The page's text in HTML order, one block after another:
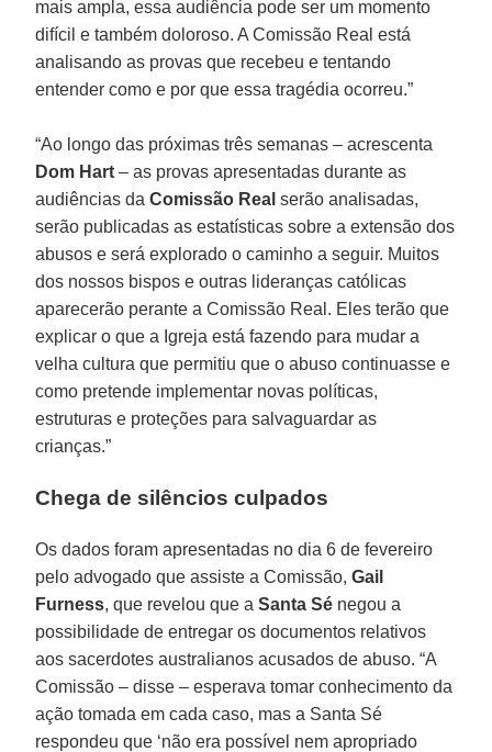
mais ampla, essa audiência pode ser um momento
difícil e também doloroso. A Comissão Real está
analisando as provas que recebeu e tentando
entender como e por que essa tragédia ocorreu.”
“Ao longo das próximas três semanas – acrescenta
Dom Hart – as provas apresentadas durante as
audiências daComissão Real serão analisadas,
serão publicadas as estatísticas sobre a extensão dos
abusos e será explorado o caminho a seguir. Muitos
dos nossos bispos e outras lideranças católicas
aparecerão perante a Comissão Real. Eles terão que
explicar o que a Igreja está fazendo para mudar a
velha cultura que permitiu que o abuso continuasse e
como pretende implementar novas políticas,
estruturas e proteções para salvaguardar as
crianças.”
Chega de silêncios culpados
Os dados foram apresentadas no dia 6 de fevereiro
pelo advogado que assiste a Comissão,Gail
Furness, que revelou que aSanta Sé negou a
possibilidade de entregar os documentos relativos
aos sacerdotes australianos acusados de abuso. “A
Comissão – disse – esperava tomar conhecimento da
ação tomada em cada caso, mas a Santa Sé
respondeu que ‘não era possível nem apropriado